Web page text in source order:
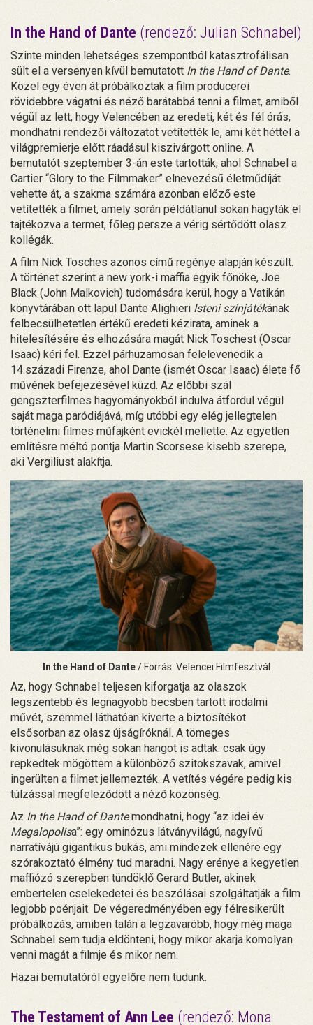
In the Hand of Dante (rendező: Julian Schnabel)
Szinte minden lehetséges szempontból katasztrofálisan
sült el a versenyen kívül bemutatott In the Hand of Dante.
Közel egy éven át próbálkoztak a film producerei
rövidebbre vágatni és néző barátabbá tenni a filmet, amiből
végül az lett, hogy Velencében az eredeti, két és fél órás,
mondhatni rendezői változatot vetítették le, ami két héttel a
világpremierje előtt ráadásul kiszivárgott online. A
bemutatót szeptember 3-án este tartották, ahol Schnabel a
Cartier “Glory to the Filmmaker” elnevezésű életműdíját
vehette át, a szakma számára azonban előző este
vetítették a filmet, amely során példátlanul sokan hagyták el
tajtékozva a termet, főleg persze a vérig sértődött olasz
kollégák.
A film Nick Tosches azonos című regénye alapján készült.
A történet szerint a new york-i maffia egyik főnöke, Joe
Black (John Malkovich) tudomására kerül, hogy a Vatikán
könyvtárában ott lapul Dante Alighieri Isteni színjátékának
felbecsülhetetlen értékű eredeti kézirata, aminek a
hitelesítésére és elhozására magát Nick Toschest (Oscar
Isaac) kéri fel. Ezzel párhuzamosan felelevenedik a
14.századi Firenze, ahol Dante (ismét Oscar Isaac) élete fő
művének befejezésével küzd. Az előbbi szál
gengszterfilmes hagyományokból indulva átfordul végül
saját maga paródiájává, míg utóbbi egy elég jellegtelen
történelmi filmes műfajként evickél mellette. Az egyetlen
említésre méltó pontja Martin Scorsese kisebb szerepe,
aki Vergiliust alakítja.
In the Hand of Dante/ Forrás: Velencei Filmfesztvál
Az, hogy Schnabel teljesen kiforgatja az olaszok
legszentebb és legnagyobb becsben tartott irodalmi
művét, szemmel láthatóan kiverte a biztosítékot
elsősorban az olasz újságíróknál. A tömeges
kivonulásuknak még sokan hangot is adtak: csak úgy
repkedtek mögöttem a különböző szitokszavak, amivel
ingerülten a filmet jellemezték. A vetítés végére pedig kis
túlzással megfeleződött a néző közönség.
Az In the Hand of Dantemondhatni, hogy “az idei év
Megalopolisa”: egy ominózus látványvilágú, nagyívű
narratívájú gigantikus bukás, ami mindezek ellenére egy
szórakoztató élmény tud maradni. Nagy erénye a kegyetlen
maffiózó szerepben tündöklő Gerard Butler, akinek
embertelen cselekedetei és beszólásai szolgáltatják a film
legjobb poénjait. De végeredményében egy félresikerült
próbálkozás, amiben talán a legzavaróbb, hogy még maga
Schnabel sem tudja eldönteni, hogy mikor akarja komolyan
venni magát a filmje és mikor nem.
Hazai bemutatóról egyelőre nem tudunk.
The Testament of Ann Lee (rendező: Mona